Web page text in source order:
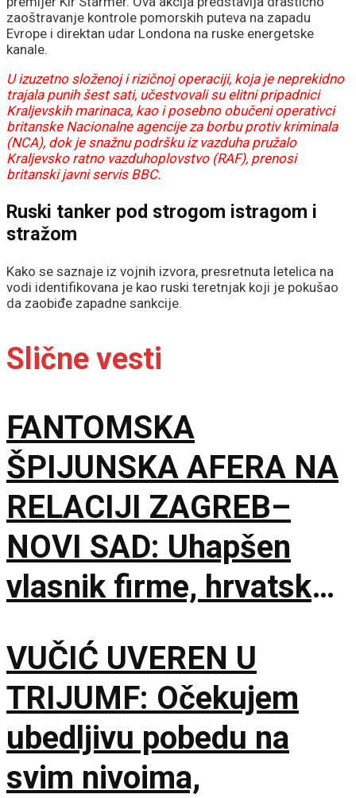
zaoštravanje kontrole pomorskih puteva na zapadu
Evrope i direktan udar Londona na ruske energetske
kanale.
U izuzetno složenoj i rizičnoj operaciji, koja je neprekidno
trajala punih šest sati, učestvovali su elitni pripadnici
Kraljevskih marinaca, kao i posebno obučeni operativci
britanske Nacionalne agencije za borbu protiv kriminala
(NCA), dok je snažnu podršku iz vazduha pružalo
Kraljevsko ratno vazduhoplovstvo (RAF), prenosi
britanski javni servis BBC.
Ruski tanker pod strogom istragom i
stražom
Kako se saznaje iz vojnih izvora, presretnuta letelica na
vodi identifikovana je kao ruski teretnjak koji je pokušao
da zaobiđe zapadne sankcije.
Slične vesti
FANTOMSKA
ŠPIJUNSKA AFERA NA
RELACIJI ZAGREB–
NOVI SAD: Uhapšen
vlasnik firme, hrvatske
curenja podataka
VUČIĆ UVEREN U
TRIJUMF: Očekujem
ubedljivu pobedu na
svim nivoima,